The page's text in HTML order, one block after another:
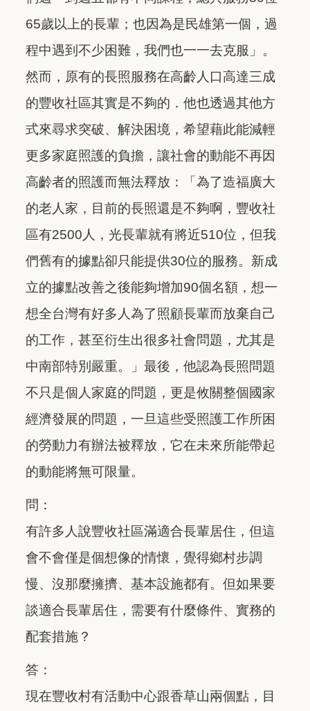
65歲以上的長輩；也因為是民雄第一個，過
程中遇到不少困難，我們也一一去克服」。
然而，原有的長照服務在高齡人口高達三成
的豐收社區其實是不夠的．他也透過其他方
式來尋求突破、解決困境，希望藉此能減輕
更多家庭照護的負擔，讓社會的動能不再因
高齡者的照護而無法釋放：「為了造福廣大
的老人家，目前的長照還是不夠啊，豐收社
區有2500人，光長輩就有將近510位，但我
們舊有的據點卻只能提供30位的服務。新成
立的據點改善之後能夠增加90個名額，想一
想全台灣有好多人為了照顧長輩而放棄自己
的工作，甚至衍生出很多社會問題，尤其是
中南部特別嚴重。」最後，他認為長照問題
不只是個人家庭的問題，更是攸關整個國家
經濟發展的問題，一旦這些受照護工作所困
的勞動力有辦法被釋放，它在未來所能帶起
的動能將無可限量。
問：
有許多人說豐收社區滿適合長輩居住，但這
會不會僅是個想像的情懷，覺得鄉村步調
慢、沒那麼擁擠、基本設施都有。但如果要
談適合長輩居住，需要有什麼條件、實務的
配套措施？
答：
現在豐收村有活動中心跟香草山兩個點，目